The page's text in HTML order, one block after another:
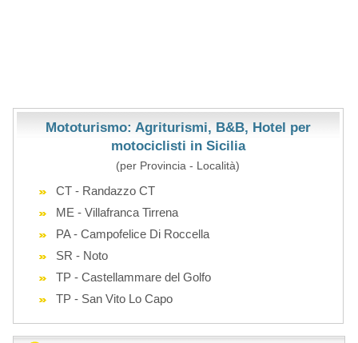
Mototurismo: Agriturismi, B&B, Hotel per
motociclisti in Sicilia
(per Provincia - Località)
CT - Randazzo CT
ME - Villafranca Tirrena
PA - Campofelice Di Roccella
SR - Noto
TP - Castellammare del Golfo
TP - San Vito Lo Capo